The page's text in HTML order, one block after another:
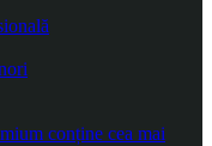
conține cea mai